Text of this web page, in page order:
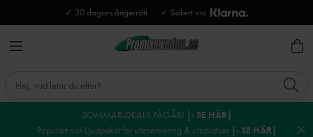
✓ 30 dagars ångerrätt ✓ Säkert via
SOMMAR-DEALS PÅGÅR! |› SE HÄR|
Populärt nu! Ljudpaket för uteservering & uteplatser |› SE HÄR|